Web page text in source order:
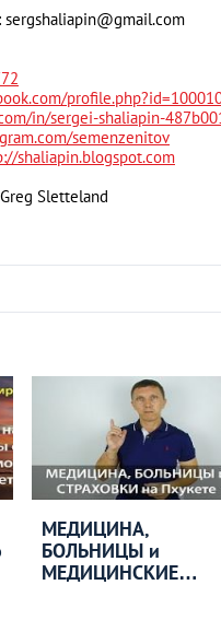
sergshaliapin@gmail.com
in/sergei-shaliapin-
semenzenitov
shaliapin.blogspot.com
Sletteland
МЕДИЦИНА,
БОЛЬНИЦЫ и
МЕДИЦИНСКИЕ